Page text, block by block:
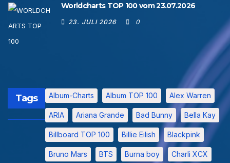
Worldcharts TOP 100 vom 23.07.2026
23. JULI 2026 0
Tags Album-Charts Album TOP 100 Alex Warren
ARIA Ariana Grande Bad Bunny Bella Kay
Billboard TOP 100 Billie Eilish Blackpink
Bruno Mars BTS Burna boy Charli XCX